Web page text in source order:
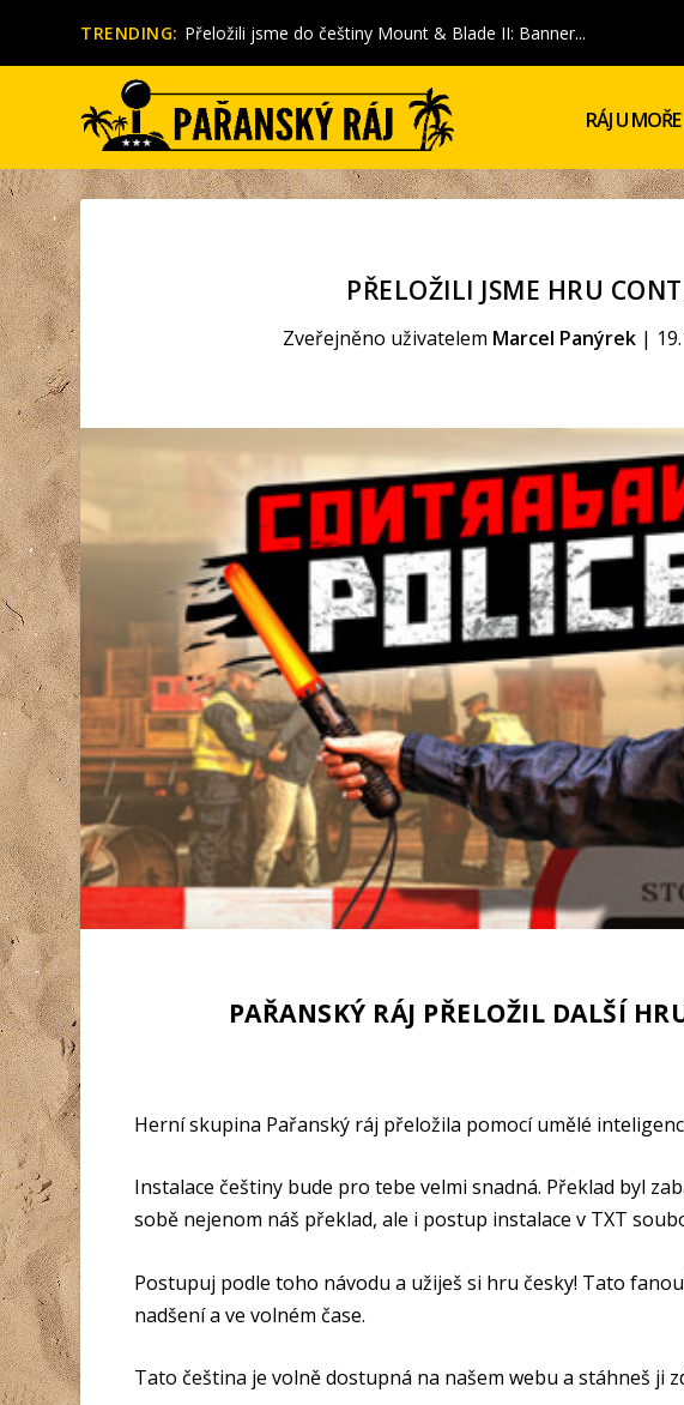
TRENDING: Přeložili jsme do češtiny Mount & Blade II: Banner...
RÁJ U MOŘE
PŘELOŽILI JSME HRU
Zveřejněno uživatelem Marcel Panýrek|
PAŘANSKÝ RÁJ PŘELOŽIL DALŠÍ
Herní skupina Pařanský ráj přeložila pomocí umělé
Instalace češtiny bude pro tebe velmi snadná. Překlad byl
sobě nejenom náš překlad, ale i postup instalace v TXT
Postupuj podle toho návodu a užiješ si hru česky! Tato
nadšení a ve volném čase.
Tato čeština je volně dostupná na našem webu a stáhneš ji